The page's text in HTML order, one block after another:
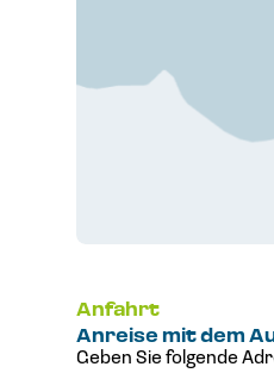
Anfahrt
Anreise mit dem
Geben Sie folgende